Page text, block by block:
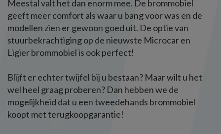
Meestal valt het dan enorm mee. De brommobiel
geeft meer comfort als waar u bang voor was en de
modellen zien er gewoon goed uit. De optie van
stuurbekrachtiging op de nieuwste Microcar en
Ligier brommobiel is ook perfect!
Blijft er echter twijfel bij u bestaan? Maar wilt u het
wel heel graag proberen? Dan hebben we de
mogelijkheid dat u een tweedehands brommobiel
koopt met terugkoopgarantie!